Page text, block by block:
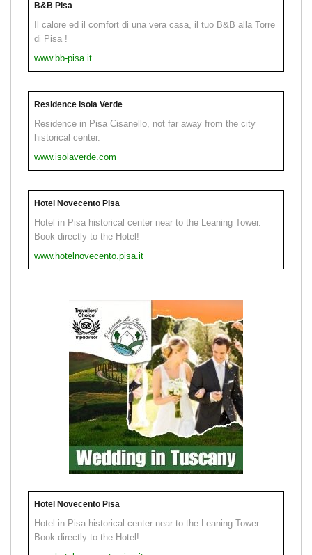
B&B Pisa
Il calore ed il comfort di una vera casa, il tuo B&B alla Torre
di Pisa !
www.bb-pisa.it
Residence Isola Verde
Residence in Pisa Cisanello, not far away from the city
historical center.
www.isolaverde.com
Hotel Novecento Pisa
Hotel in Pisa historical center near to the Leaning Tower.
Book directly to the Hotel!
www.hotelnovecento.pisa.it
Hotel Novecento Pisa
Hotel in Pisa historical center near to the Leaning Tower.
Book directly to the Hotel!